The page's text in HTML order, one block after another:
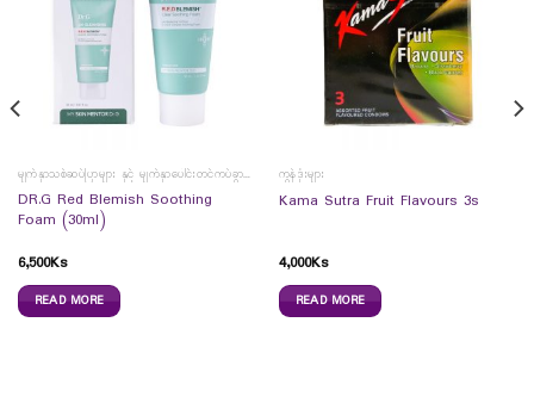
မျက်နှာသစ်ဆပ်ပြာများ နှင့် မျက်နှာပေါင်းတင်ကပ်ခွာများ
DR.G Red Blemish Soothing
Foam (30ml)
6,500Ks
READ MORE
ကွန်ဒုံးများ
Kama Sutra Fruit Flavours 3s
4,000Ks
READ MORE